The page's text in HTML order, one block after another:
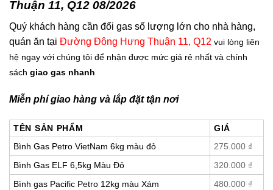
Thuận 11, Q12 08/2026
Quý khách hàng cần đổi gas số lượng lớn cho nhà hàng,
quán ăn tại Đường Đông Hưng Thuận 11, Q12 vui lòng liên
hệ ngay với chúng tôi để nhận được mức giá rẻ nhất và chính
sách giao gas nhanh
Miễn phí giao hàng và lắp đặt tận nơi
TÊN SẢN PHẨM
GIÁ
Bình Gas Petro VietNam 6kg màu đỏ
275.000 ₫
Bình Gas ELF 6,5kg Màu Đỏ
320.000 ₫
Bình gas Pacific Petro 12kg màu Xám
480.000 ₫